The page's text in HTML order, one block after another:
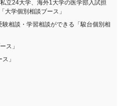
立24大学、海外1大学の医学部入試担
大学個別相談ブース」
験相談・学習相談ができる「駿台個別相
ス」
」